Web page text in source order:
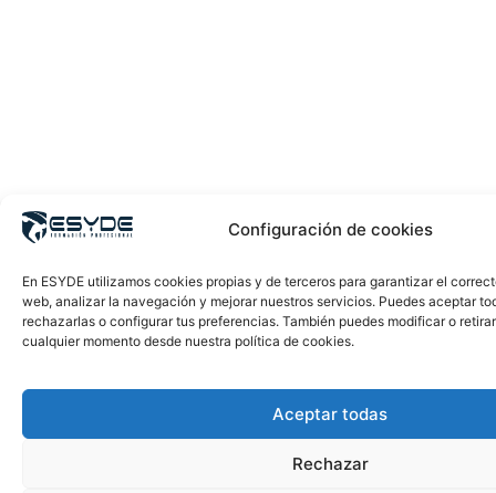
Configuración de cookies
En ESYDE utilizamos cookies propias y de terceros para garantizar el
web, analizar la navegación y mejorar nuestros servicios. Puedes aceptar
rechazarlas o configurar tus preferencias. También puedes modificar o
cualquier momento desde nuestra política de cookies.
Aceptar todas
Rechazar